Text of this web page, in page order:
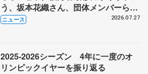
う、坂本花織さん、団体メンバーら
8月7日に文科省が表彰式、ブルーノ・
ニュース 2026.07.27
2025-2026シーズン 4年に一度のオ
リンピックイヤーを振り返る